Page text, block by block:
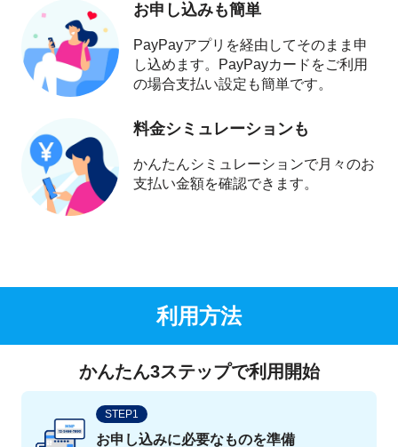
お申し込みも簡単
PayPayアプリを経由してそのまま申
し込めます。PayPayカードをご利用
の場合支払い設定も簡単です。
料金シミュレーションも
かんたんシミュレーションで月々のお
支払い金額を確認できます。
利用方法
かんたん3ステップで利用開始
STEP1
お申し込みに必要なものを準備